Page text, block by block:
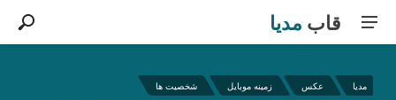
قاب مدیا
مدیا عکس زمینه موبایل شخصیت ها